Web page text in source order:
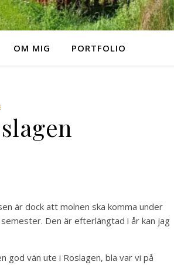
OM MIG PORTFOLIO
är dock att molnen ska komma under
Den är efterlängtad i år kan jag
god vän ute i Roslagen, bla var vi på